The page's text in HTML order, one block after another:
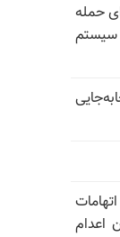
تلاش برای حمله
نفر با اتهامات
ایران اعدام